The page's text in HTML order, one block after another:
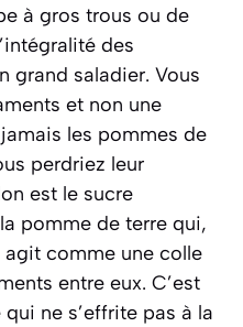
à gros trous ou de
des
grand saladier. Vous
et non une
les pommes de
perdriez leur
est le sucre
pomme de terre qui,
comme une colle
entre eux. C’est
ne s’effrite pas à la